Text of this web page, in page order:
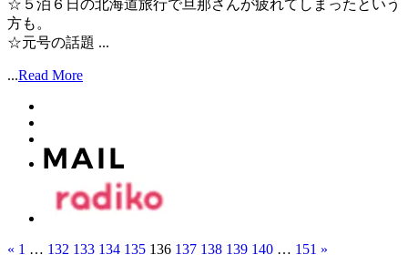
☆５泊６日の北海道旅行で旦那さんが疲れてしまったという
方も。
☆元号の話題 ...
...Read More
« 1 … 132 133 134 135 136 137 138 139 140 … 151 »